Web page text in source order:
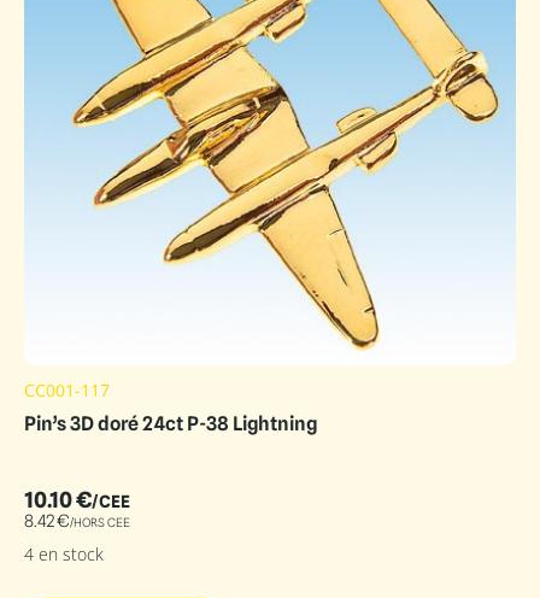
CC001-117
Pin’s 3D doré 24ct P-38 Lightning
10.10€/CEE
8.42€/HORS CEE
4 en stock